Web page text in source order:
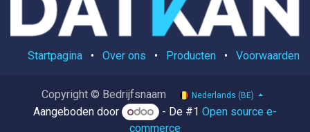
Startpagina • Over ons • Producten • Voorwaarden
Copyright © Bedrijfsnaam Nederlands (BE)
Aangeboden door - De #1Open source e-
commerce